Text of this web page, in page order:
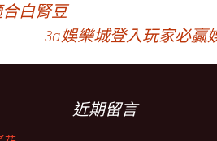
白腎豆
3a娛樂城登入玩家必贏
近期留言